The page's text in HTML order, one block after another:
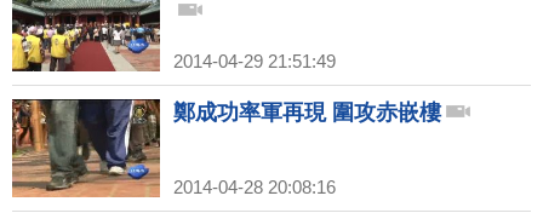
2014-04-29 21:51:49
鄭成功率軍再現 圍攻赤嵌樓
2014-04-28 20:08:16